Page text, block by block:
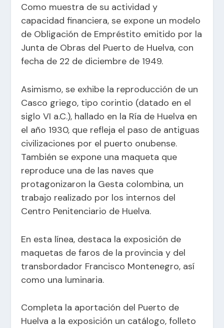
Como muestra de su actividad y
capacidad financiera, se expone un modelo
de Obligación de Empréstito emitido por la
Junta de Obras del Puerto de Huelva, con
fecha de 22 de diciembre de 1949.
Asimismo, se exhibe la reproducción de un
Casco griego, tipo corintio (datado en el
siglo VI a.C.), hallado en la Ría de Huelva en
el año 1930, que refleja el paso de antiguas
civilizaciones por el puerto onubense.
También se expone una maqueta que
reproduce una de las naves que
protagonizaron la Gesta colombina, un
trabajo realizado por los internos del
Centro Penitenciario de Huelva.
En esta línea, destaca la exposición de
maquetas de faros de la provincia y del
transbordador Francisco Montenegro, así
como una luminaria.
Completa la aportación del Puerto de
Huelva a la exposición un catálogo, folleto